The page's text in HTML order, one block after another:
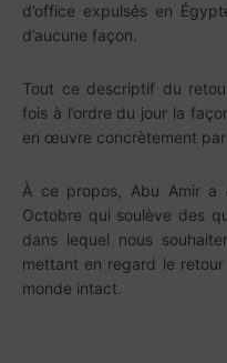
d’office expulsés en
d’aucune façon.
Tout ce descriptif du
fois à l’ordre du jour la
en œuvre concrètement
À ce propos, Abu Amir
Octobre qui soulève des
dans lequel nous
mettant en regard le
monde intact.